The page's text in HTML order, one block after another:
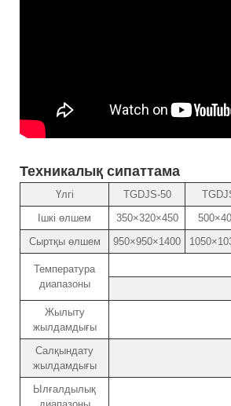
Техникалық сипаттама
Үлгі TGDJS-50
Ішкі өлшем
350×320×450
Сыртқы өлшем
950×950×1400
Температура
диапазоны
Жылыту
жылдамдығы
Салқындату
жылдамдығы
Ылғалдылық